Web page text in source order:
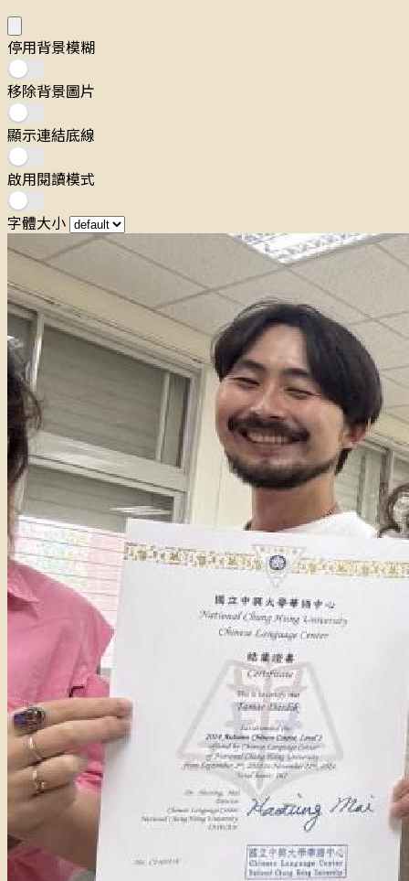
停用背景模糊
移除背景圖片
顯示連結底線
啟用閱讀模式
字體大小